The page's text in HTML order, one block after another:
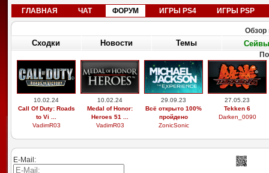
ГЛАВНАЯ ЧАТ ФОРУМ ИГРЫ PS4 ИГРЫ PSP
Обзор
Сходки Новости Темы Сейвы
29.03.26
Выдающиеся
звери, легоси ...
M9xxsi
19.02.26
Бугатти вейрон
возле реки
iosifreshetnik
01.01.26
saab 9-5 универсал
aero
saabinside
01.01.26
saab 9-5 универсал
снег
E-Mail: